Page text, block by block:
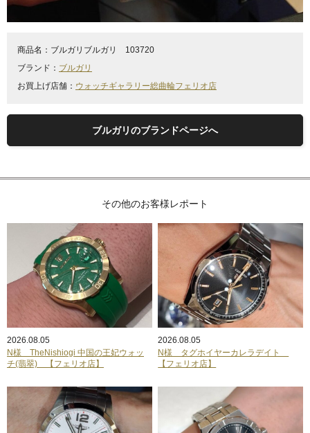
商品名： ブルガリブルガリ 103720
ブランド： ブルガリ
お買上げ店舗： ウォッチギャラリー総曲輪フェリオ店
ブルガリのブランドページへ
その他のお客様レポート
2026.08.05
N様 TheNishiogi 中国の王妃ウォッ
チ(翡翠) 【フェリオ店】
2026.08.05
N様 タグホイヤーカレラデイト
【フェリオ店】